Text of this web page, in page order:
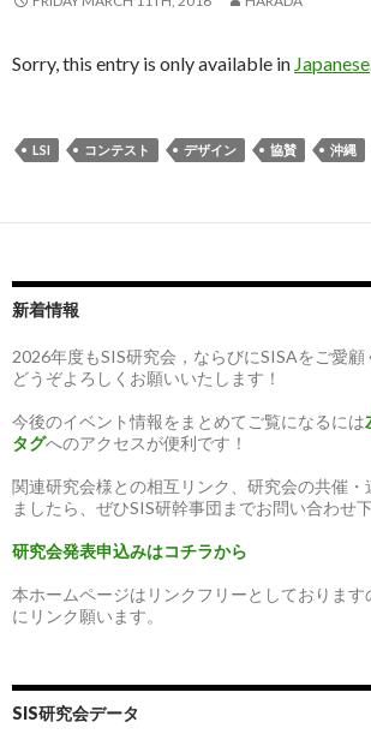
Sorry, this entry is only available in Japanese
LSI コンテスト デザイン 協賛 沖縄
新着情報
2026年度もSIS研究会，ならびにSISAをご愛顧
どうぞよろしくお願いいたします！
今後のイベント情報をまとめてご覧になるには
タグへのアクセスが便利です！
関連研究会様との相互リンク、研究会の共催・
ましたら、ぜひSIS研幹事団までお問い合わせ下
研究会発表申込みはコチラから
本ホームページはリンクフリーとしております
にリンク願います。
SIS研究会データ